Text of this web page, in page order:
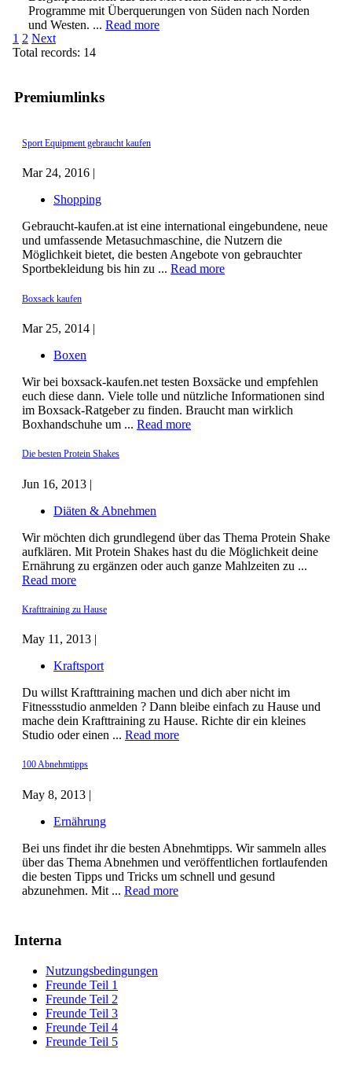
Premiumlinks
Sport Equipment gebraucht kaufen
Mar 24, 2016 |
Shopping
Gebraucht-kaufen.at ist eine international eingebundene, neue
und umfassende Metasuchmaschine, die Nutzern die
Möglichkeit bietet, die besten Angebote von gebrauchter
Sportbekleidung bis hin zu ... Read more
Boxsack kaufen
Mar 25, 2014 |
Boxen
Wir bei boxsack-kaufen.net testen Boxsäcke und empfehlen
euch diese dann. Viele tolle und nützliche Informationen sind
im Boxsack-Ratgeber zu finden. Braucht man wirklich
Boxhandschuhe um ... Read more
Die besten Protein Shakes
Jun 16, 2013 |
Diäten & Abnehmen
Wir möchten dich grundlegend über das Thema Protein Shake
aufklären. Mit Protein Shakes hast du die Möglichkeit deine
Ernährung zu ergänzen oder auch ganze Mahlzeiten zu ...
Read more
Krafttraining zu Hause
May 11, 2013 |
Kraftsport
Du willst Krafttraining machen und dich aber nicht im
Fitnessstudio anmelden ? Dann bleibe einfach zu Hause und
mache dein Krafttraining zu Hause. Richte dir ein kleines
Studio oder einen ... Read more
100 Abnehmtipps
May 8, 2013 |
Ernährung
Bei uns findet ihr die besten Abnehmtipps. Wir sammeln alles
über das Thema Abnehmen und veröffentlichen fortlaufenden
die besten Tipps und Tricks um schnell und gesund
abzunehmen. Mit ... Read more
Interna
Nutzungsbedingungen
Freunde Teil 1
Freunde Teil 2
Freunde Teil 3
Freunde Teil 4
Freunde Teil 5
Programme mit Überquerungen von Süden nach Norden
und Westen. ... Read more
1 2 Next
Total records: 14